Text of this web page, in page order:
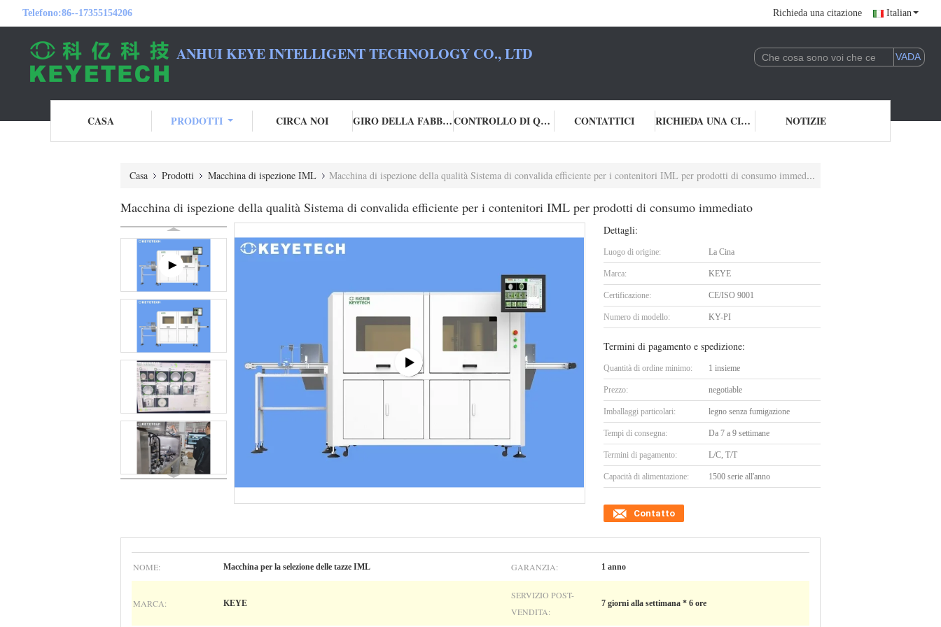
Telefono:86--17355154206 Richieda una citazione Italian
ANHUI KEYE INTELLIGENT TECHNOLOGY CO., LTD
CASA PRODOTTI CIRCA NOI GIRO DELLA FABBRICA CONTROLLO DI QUALITÀ CONTATTICI RICHIEDA UNA CITAZIONE NOTIZIE
Casa Prodotti Macchina di ispezione IML Macchina di ispezione della qualità Sistema di convalida efficiente per i contenitori IML per prodotti di consumo immediato
Macchina di ispezione della qualità Sistema di convalida efficiente per i contenitori IML per prodotti di consumo immediato
Dettagli:
Luogo di origine: La Cina
Marca: KEYE
Certificazione: CE/ISO 9001
Numero di modello: KY-PI
Termini di pagamento e spedizione:
Quantità di ordine minimo: 1 insieme
Prezzo: negotiable
Imballaggi particolari: legno senza fumigazione
Tempi di consegna: Da 7 a 9 settimane
Termini di pagamento: L/C, T/T
Capacità di alimentazione: 1500 serie all'anno
Contatto
NOME: Macchina per la selezione delle tazze IML GARANZIA: 1 anno
MARCA: KEYE
SERVIZIO POST-
VENDITA:
7 giorni alla settimana * 6 ore